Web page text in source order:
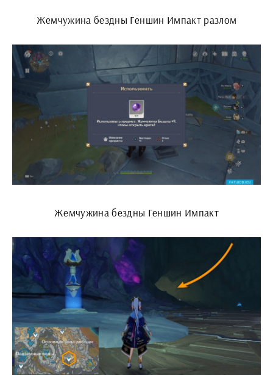
Жемчужина бездны Геншин Импакт разлом
Жемчужина бездны Геншин Импакт